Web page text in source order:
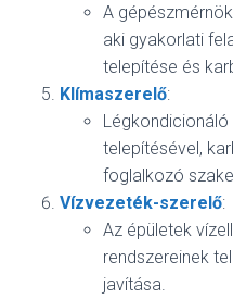
A
aki gyakorlati
telepítése és
Klímaszerelő:
telepítésével,
foglalkozó
Vízvezeték-szerelő:
Az épületek
rendszereinek
javítása.